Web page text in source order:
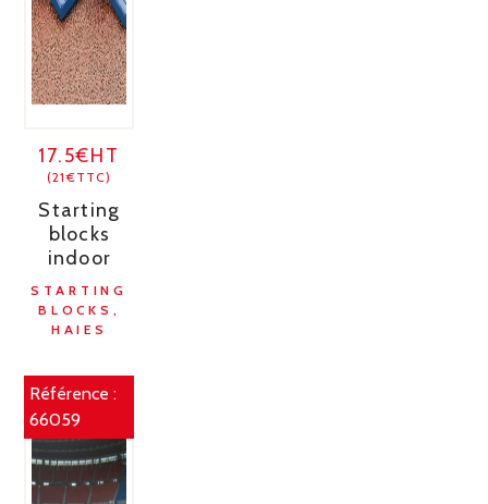
17.5€HT
(21€TTC)
Starting
blocks
indoor
STARTING
BLOCKS,
HAIES
Référence :
66059